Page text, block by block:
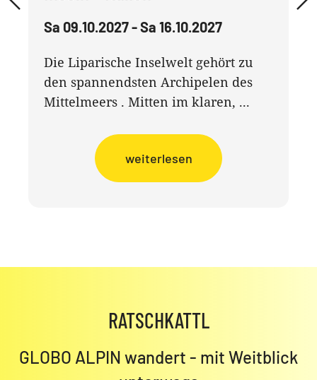
Sa 09.10.2027 - Sa 16.10.2027
Die Liparische Inselwelt gehört zu
den spannendsten Archipelen des
Mittelmeers . Mitten im klaren, ...
weiterlesen
RATSCHKATTL
GLOBO ALPIN wandert - mit Weitblick